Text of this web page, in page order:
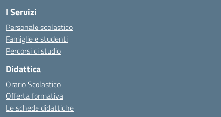
I Servizi
Personale scolastico
Famiglie e studenti
Percorsi di studio
Didattica
Orario Scolastico
Offerta formativa
Le schede didattiche